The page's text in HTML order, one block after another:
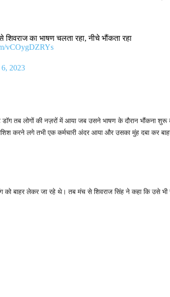
का भाषण चलता रहा, नीचे भौंकता रहा
vCOygDZRYs
2023
तब लोगों की नज़रों में आया जब उसने भाषण के दौरान भौंकना शुरू
करने लगे तभी एक कर्मचारी अंदर आया और उसका मुंह दबा कर
को बाहर लेकर जा रहे थे। तब मंच से शिवराज सिंह ने कहा कि उसे